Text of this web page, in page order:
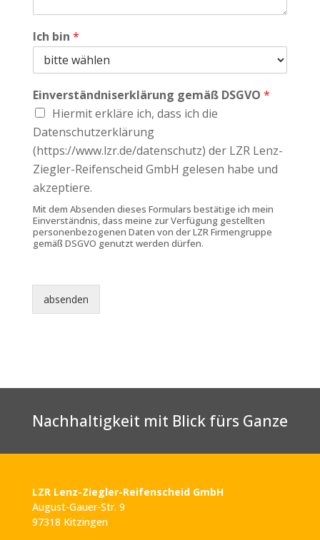
Ich bin *
Einverständniserklärung gemäß DSGVO *
Hiermit erkläre ich, dass ich die
Datenschutzerklärung
(https://www.lzr.de/datenschutz) der LZR Lenz-
Ziegler-Reifenscheid GmbH gelesen habe und
akzeptiere.
Mit dem Absenden dieses Formulars bestätige ich mein
Einverständnis, dass meine zur Verfügung gestellten
personenbezogenen Daten von der LZR Firmengruppe
gemäß DSGVO genutzt werden dürfen.
absenden
Nachhaltigkeit mit Blick fürs Ganze
LZR Lenz-Ziegler-Reifenscheid GmbH
August-Gauer-Str. 9
97318 Kitzingen